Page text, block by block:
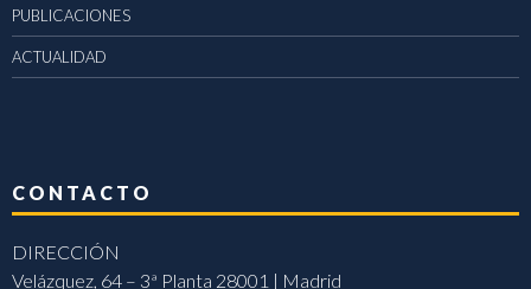
PUBLICACIONES
ACTUALIDAD
CONTACTO
DIRECCIÓN
Velázquez, 64 – 3ª Planta 28001 | Madrid